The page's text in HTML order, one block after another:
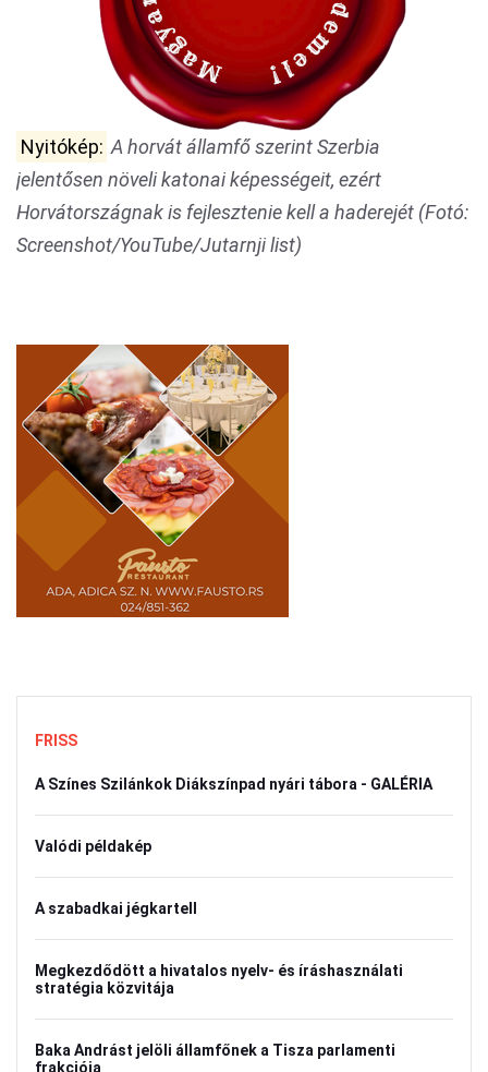
Nyitókép: A horvát államfő szerint Szerbia
jelentősen növeli katonai képességeit, ezért
Horvátországnak is fejlesztenie kell a haderejét (Fotó:
Screenshot/YouTube/Jutarnji list)
FRISS
A Színes Szilánkok Diákszínpad nyári tábora - GALÉRIA
Valódi példakép
A szabadkai jégkartell
Megkezdődött a hivatalos nyelv- és íráshasználati
stratégia közvitája
Baka Andrást jelöli államfőnek a Tisza parlamenti
frakciója